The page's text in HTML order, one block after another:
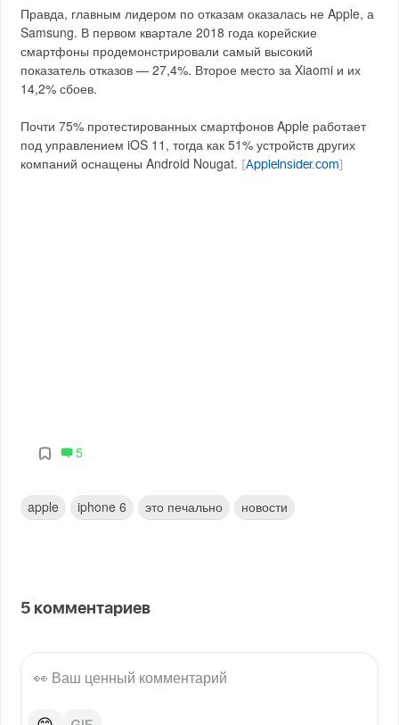
Правда, главным лидером по отказам оказалась не Apple, а
Samsung. В первом квартале 2018 года корейские
смартфоны продемонстрировали самый высокий
показатель отказов — 27,4%. Второе место за Xiaomi и их
14,2% сбоев.
Почти 75% протестированных смартфонов Apple работает
под управлением iOS 11, тогда как 51% устройств других
компаний оснащены Android Nougat.
[AppleInsider.com
5
apple iphone 6 это печально новости
5 комментариев